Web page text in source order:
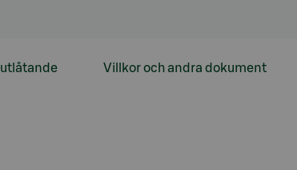
Villkor och andra dokument